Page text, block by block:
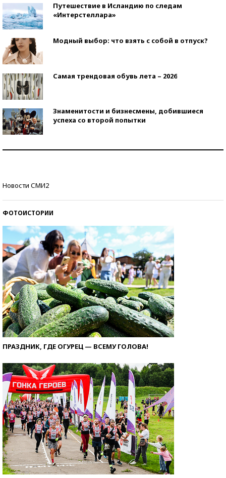
Путешествие в Исландию по следам
«Интерстеллара»
Модный выбор: что взять с собой в отпуск?
Самая трендовая обувь лета – 2026
Знаменитости и бизнесмены, добившиеся
успеха со второй попытки
Новости СМИ2
ФОТОИСТОРИИ
ПРАЗДНИК, ГДЕ ОГУРЕЦ — ВСЕМУ ГОЛОВА!